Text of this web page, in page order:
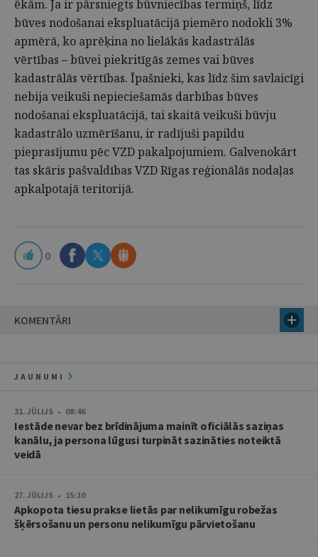
ēkām. Ja ir pārsniegts būvniecības termiņš, līdz
būves nodošanai ekspluatācijā piemēro nodokli 3%
apmērā, ko aprēķina no lielākās kadastrālās
vērtības – būvei piekritīgās zemes vai būves
kadastrālās vērtības. Īpašnieki, kas līdz šim savlaicīgi
nebija veikuši nepieciešamās darbības būves
nodošanai ekspluatācijā, tai skaitā veikuši būvju
kadastrālo uzmērīšanu, ir radījuši papildu
pieprasījumu pēc VZD pakalpojumiem. Galvenokārt
tas skāris pašvaldības VZD Rīgas reģionālās nodaļas
apkalpotajā teritorijā.
0
KOMENTĀRI
JAUNUMI
31. JŪLIJS • 08:46
Iestāde nevar bez brīdinājuma mainīt oficiālās saziņas
kanālu, ja persona lūgusi turpināt sazināties noteiktā
veidā
27. JŪLIJS • 15:10
Apkopota tiesu prakse lietās par nelikumīgu robežas
šķērsošanu un personu nelikumīgu pārvietošanu